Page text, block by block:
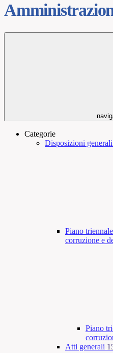
Categorie
Disposizioni generali
Piano
corruzione e
Piano
Atti generali